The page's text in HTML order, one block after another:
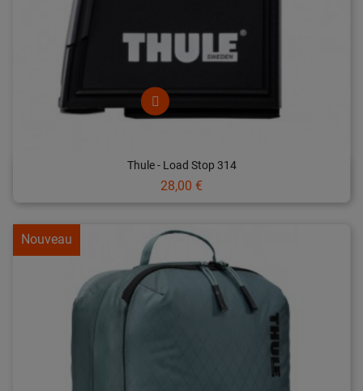
Thule - Load Stop 314
Prix
28,00 €
Nouveau